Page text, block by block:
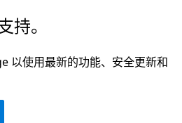
持。
以使用最新的功能、安全更新和